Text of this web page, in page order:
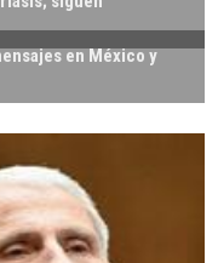
en México y